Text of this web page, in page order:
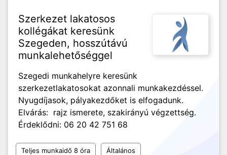
Szerkezet lakatosos
kollégákat keresünk
Szegeden, hosszútávú
munkalehetőséggel
Szegedi munkahelyre keresünk
szerkezetlakatosokat azonnali munkakezdéssel.
Nyugdíjasok, pályakezdőket is elfogadunk.
Elvárás: rajz ismerete, szakirányú végzettség.
Érdeklődni: 06 20 42 751 68
Teljes munkaidő 8 óra Általános